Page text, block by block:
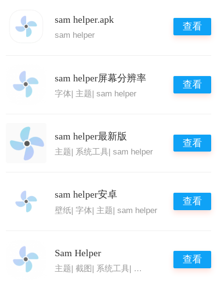
sam helper.apk
sam helper
查看
sam helper屏幕分辨率
字体| 主题| sam helper
查看
sam helper最新版
主题 系统工具 sam helper
查看
sam helper安卓
壁纸|字体| 主题| sam helper
查看
Sam Helper
主题|截图 | 系统工具| sam helper
查看